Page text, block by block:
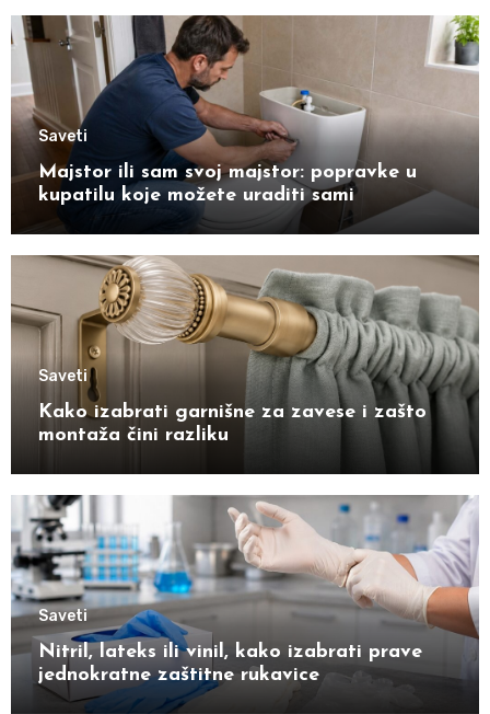
Saveti
Majstor ili sam svoj majstor: popravke u
kupatilu koje možete uraditi sami
Saveti
Kako izabrati garnišne za zavese i zašto
montaža čini razliku
Saveti
Nitril, lateks ili vinil, kako izabrati prave
jednokratne zaštitne rukavice